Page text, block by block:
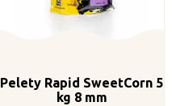
Pelety Rapid SweetCorn 5
kg 8 mm